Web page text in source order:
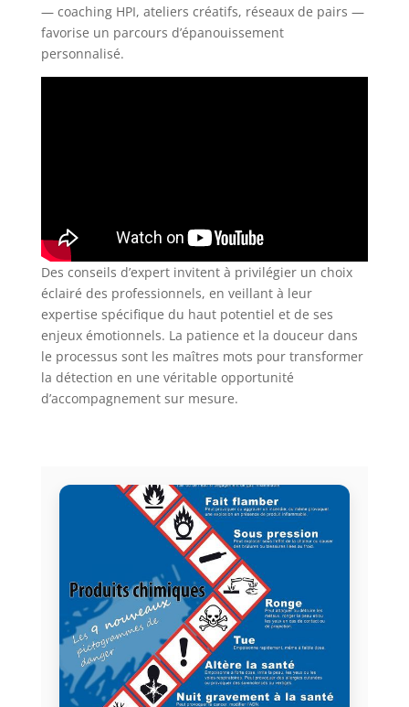
— coaching HPI, ateliers créatifs, réseaux de pairs —
favorise un parcours d’épanouissement
personnalisé.
Des conseils d’expert invitent à privilégier un choix
éclairé des professionnels, en veillant à leur
expertise spécifique du haut potentiel et de ses
enjeux émotionnels. La patience et la douceur dans
le processus sont les maîtres mots pour transformer
la détection en une véritable opportunité
d’accompagnement sur mesure.